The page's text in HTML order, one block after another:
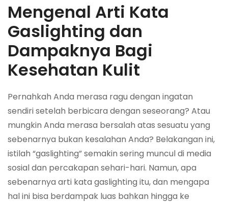
Mengenal Arti Kata
Gaslighting dan
Dampaknya Bagi
Kesehatan Kulit
Pernahkah Anda merasa ragu dengan ingatan
sendiri setelah berbicara dengan seseorang? Atau
mungkin Anda merasa bersalah atas sesuatu yang
sebenarnya bukan kesalahan Anda? Belakangan ini,
istilah “gaslighting” semakin sering muncul di media
sosial dan percakapan sehari-hari. Namun, apa
sebenarnya arti kata gaslighting itu, dan mengapa
hal ini bisa berdampak luas bahkan hingga ke